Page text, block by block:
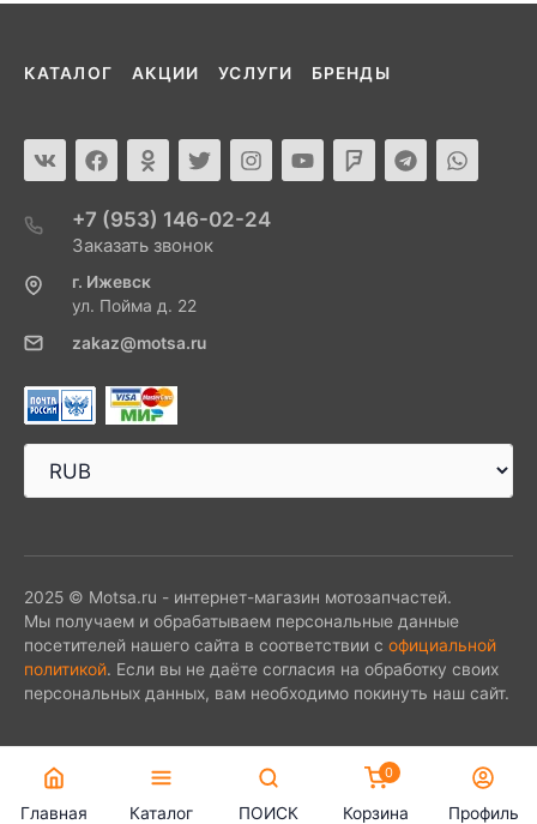
КАТАЛОГ АКЦИИ УСЛУГИ БРЕНДЫ
+7 (953) 146-02-24
Заказать звонок
г. Ижевск
ул. Пойма д. 22
zakaz@motsa.ru
2025 © Motsa.ru - интернет-магазин мотозапчастей.
Мы получаем и обрабатываем персональные данные
посетителей нашего сайта в соответствии с официальной
политикой. Если вы не даёте согласия на обработку своих
персональных данных, вам необходимо покинуть наш сайт.
Главная Каталог ПОИСК
0
Корзина Профиль